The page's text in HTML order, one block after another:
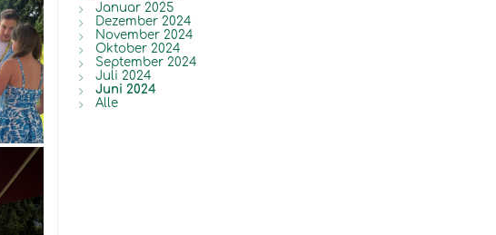
Januar 2025
Dezember 2024
November 2024
Oktober 2024
September 2024
Juli 2024
Juni 2024
Alle